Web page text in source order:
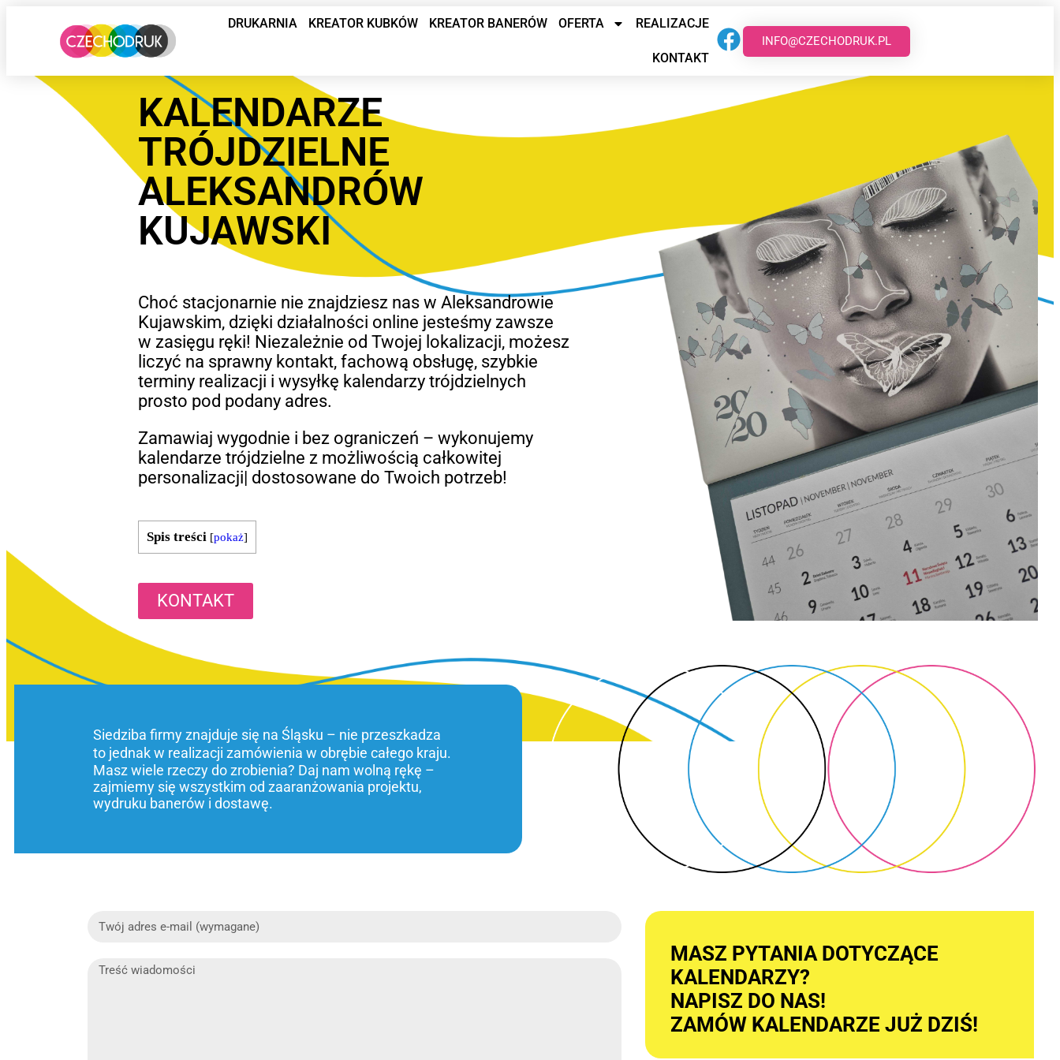
DRUKARNIA KREATOR KUBKÓW KREATOR BANERÓW OFERTA REALIZACJE
KONTAKT
INFO@CZECHODRUK.PL
KALENDARZE
TRÓJDZIELNE
ALEKSANDRÓW
KUJAWSKI
Choć stacjonarnie nie znajdziesz nas w Aleksandrowie
Kujawskim, dzięki działalności online jesteśmy zawsze
w zasięgu ręki! Niezależnie od Twojej lokalizacji, możesz
liczyć na sprawny kontakt, fachową obsługę, szybkie
terminy realizacji i wysyłkę kalendarzy trójdzielnych
prosto pod podany adres.
Zamawiaj wygodnie i bez ograniczeń – wykonujemy
kalendarze trójdzielne z możliwością całkowitej
personalizacji| dostosowane do Twoich potrzeb!
Spis treści [pokaż]
KONTAKT
Siedziba firmy znajduje się na Śląsku – nie przeszkadza
to jednak w realizacji zamówienia w obrębie całego kraju.
Masz wiele rzeczy do zrobienia? Daj nam wolną rękę –
zajmiemy się wszystkim od zaaranżowania projektu,
wydruku banerów i dostawę.
MASZ PYTANIA DOTYCZĄCE
KALENDARZY?
NAPISZ DO NAS!
ZAMÓW KALENDARZE JUŻ DZIŚ!